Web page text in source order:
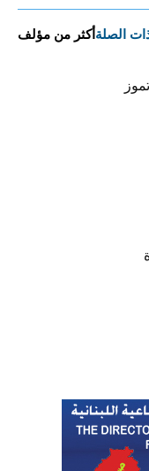
ذات الصلة أكثر من مؤلف